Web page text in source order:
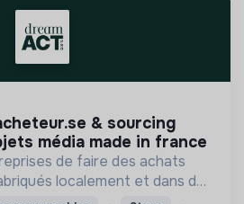
média made in france
de faire des achats
localement et dans de